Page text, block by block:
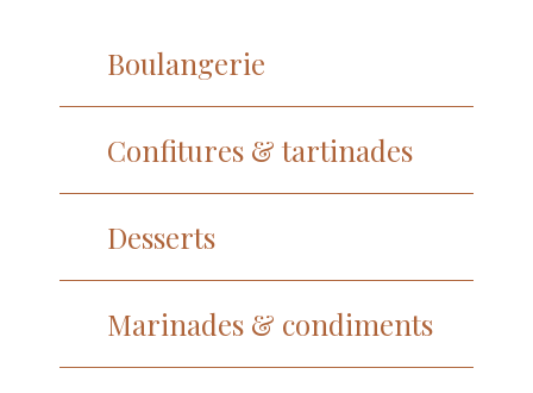
Boulangerie
Confitures & tartinades
Desserts
Marinades & condiments